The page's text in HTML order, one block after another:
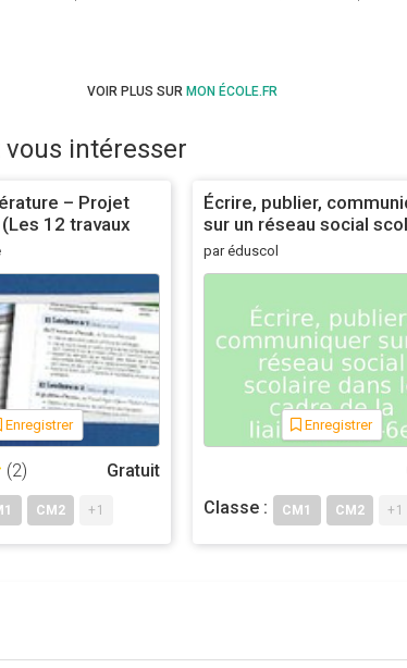
VOIR PLUS SUR MON ÉCOLE.FR
intéresser
– Projet
12 travaux
Jackson …)
Enregistrer
(2)
Gratuit
CM2 +1
Écrire, publier,
sur un réseau social
dans le cadre de la liaison
CM2-6e
par éduscol
Enregistrer
Classe :
CM1 CM2 +1